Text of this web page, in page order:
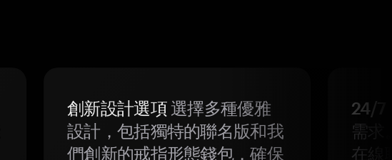
創新設計選項選擇多種優雅
設計，包括獨特的聯名版和我
們創新的戒指形態錢包，確保
24/7
需求
在線